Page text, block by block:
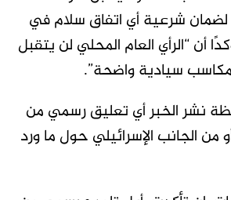
لضمان شرعية أي اتفاق سلام في
أن “الرأي العام المحلي لن يتقبل
سيادية واضحة”.
نشر الخبر أي تعليق رسمي من
من الجانب الإسرائيلي حول ما ورد